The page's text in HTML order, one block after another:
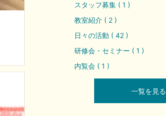
スタッフ募集 ( 1 )
教室紹介 ( 2 )
日々の活動 ( 42 )
研修会・セミナー ( 1 )
内覧会 ( 1 )
一覧を見る